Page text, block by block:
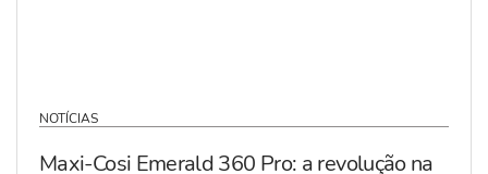
NOTÍCIAS
Maxi-Cosi Emerald 360 Pro: a revolução na